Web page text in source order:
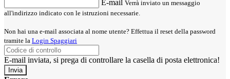
E-mail Verrà inviato un messaggio
all'indirizzo indicato con le istruzioni necessarie.
Non hai una e-mail associata al nome utente? Effettua il reset della password
tramite la Login Spaggiari
E-mail inviata, si prega di controllare la casella di posta elettronica!